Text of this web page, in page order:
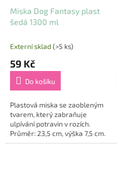
Miska Dog Fantasy plast
šedá 1300 ml
Externí sklad (>5 ks)
59 Kč
Do košíku
Plastová miska se zaobleným
tvarem, který zabraňuje
ulpívání potravin v rozích.
Průměr: 23,5 cm, výška 7,5 cm.